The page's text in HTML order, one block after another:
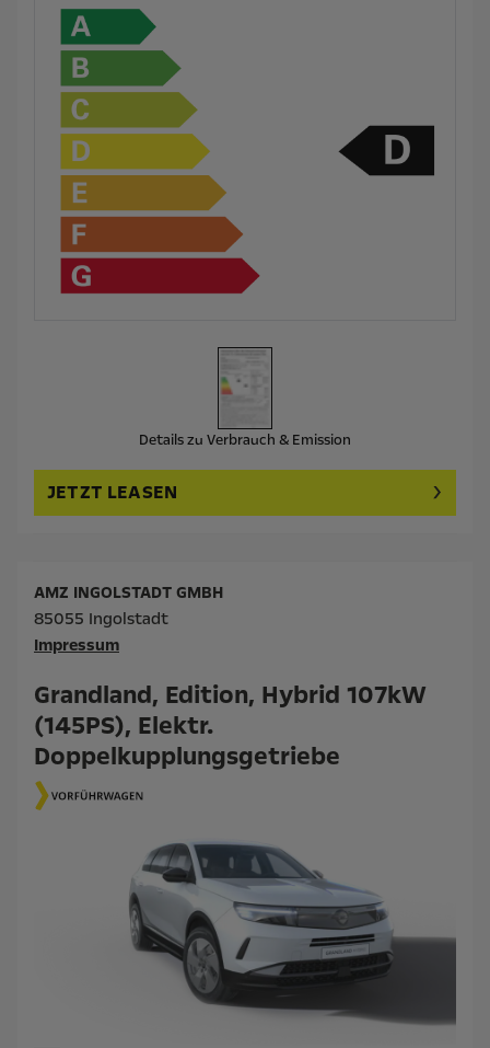
Details zu Verbrauch & Emission
JETZT LEASEN
Grandland, Edition, Hybrid 107kW
(145PS), Elektr.
Doppelkupplungsgetriebe
AMZ INGOLSTADT GMBH
85055 Ingolstadt
Impressum